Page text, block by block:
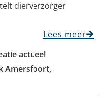
dierverzorger
Lees meer
actueel
Amersfoort,